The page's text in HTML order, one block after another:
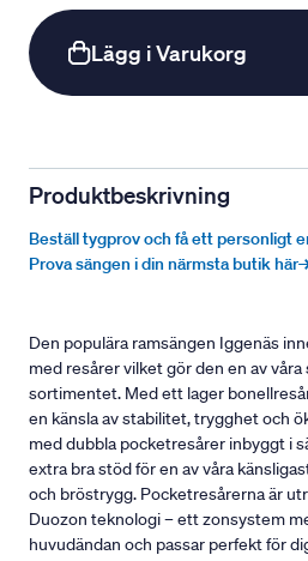
Lägg i Varukorg
Produktbeskrivning
Beställ tygprov och få ett personligt
Prova sängen i din närmsta butik
Den populära ramsängen Iggenäs
med resårer vilket gör den en av
sortimentet. Med ett lager
en känsla av stabilitet, trygghet och
med dubbla pocketresårer inbyggt i
extra bra stöd för en av våra
och bröstrygg. Pocketresårerna är
Duozon teknologi – ett zonsystem
huvudändan och passar perfekt för